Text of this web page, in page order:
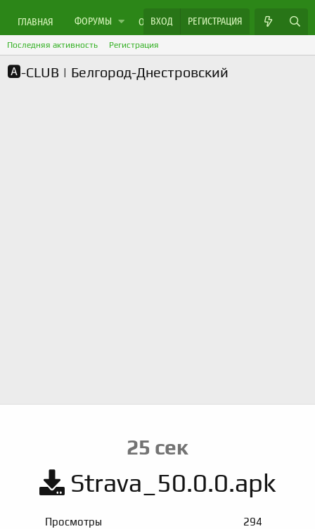
ГЛАВНАЯ ФОРУМЫ ОБЪЯВЛЕНИЯ ЯРМАРКА МАСТЕРОВ
ВХОД РЕГИСТРАЦИЯ
Последняя активность Регистрация
🅰️-CLUB | Белгород-Днестровский
25 сек
Strava_50.0.0.apk
Просмотры
294